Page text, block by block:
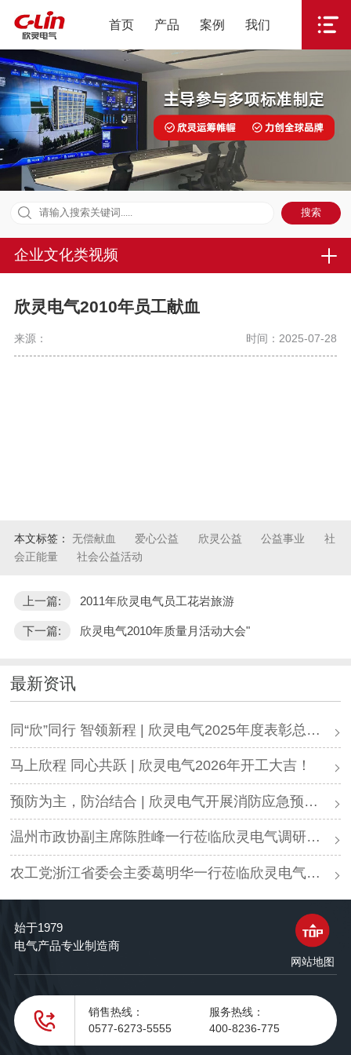
首页 产品 案例 我们
企业文化类视频
欣灵电气2010年员工献血
来源： 时间：2025-07-28
本文标签： 无偿献血 爱心公益 欣灵公益 公益事业
社
会正能量
社会公益活动
上一篇: 2011年欣灵电气员工花岩旅游
下一篇: 欣灵电气2010年质量月活动大会"
最新资讯
同“欣”同行 智领新程 | 欣灵电气2025年度表彰总结大会暨新年酒会成功举办！
马上欣程 同心共跃 | 欣灵电气2026年开工大吉！
预防为主，防治结合 | 欣灵电气开展消防应急预案演练活动
温州市政协副主席陈胜峰一行莅临欣灵电气调研指导
农工党浙江省委会主委葛明华一行莅临欣灵电气考察调研
始于1979
电气产品专业制造商
网站地图
销售热线：
0577-6273-5555
服务热线：
400-8236-775